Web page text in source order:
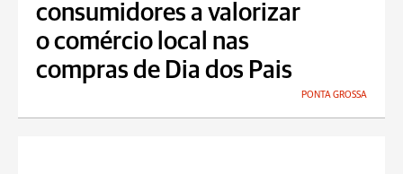
consumidores a valorizar
o comércio local nas
compras de Dia dos Pais
PONTA GROSSA